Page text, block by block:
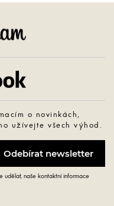
o novinkách,
užívejte všech výhod.
udělat, naše kontaktní informace